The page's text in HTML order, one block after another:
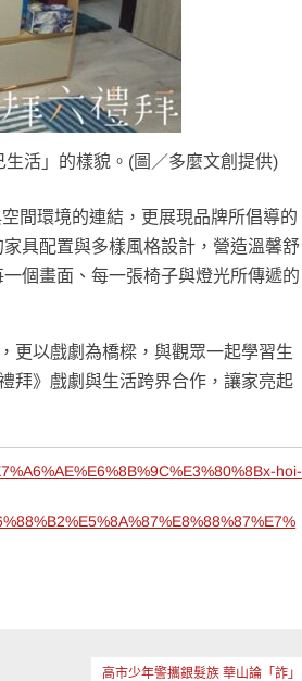
活」的樣貌。(圖／多麼文創提供)
間環境的連結，更展現品牌所倡導的
具配置與多樣風格設計，營造溫馨舒
個畫面、每一張椅子與燈光所傳遞的
更以戲劇為橋樑，與觀眾一起學習生
拜》戲劇與生活跨界合作，讓家亮起
hoi-
高市少年警攜銀髮族 華山論「詐」